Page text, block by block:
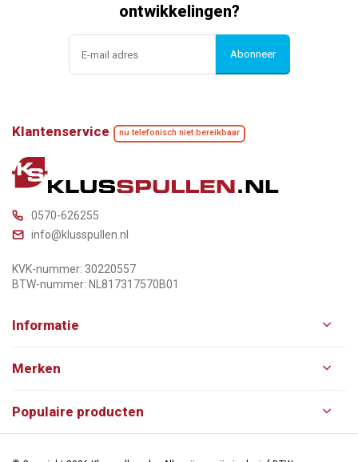
ontwikkelingen?
Abonneer
Klantenservice nu telefonisch niet bereikbaar
0570-626255
info@klusspullen.nl
KVK-nummer: 30220557
BTW-nummer: NL817317570B01
Informatie
Merken
Populaire producten